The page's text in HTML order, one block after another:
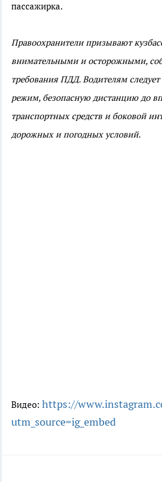
пассажирка.
Правоохранители призывают
внимательными и осторожными,
требования ПДД. Водителям
режим, безопасную дистанцию до
транспортных средств и боковой
дорожных и погодных условий.
Видео: https://
utm_source=ig_embed